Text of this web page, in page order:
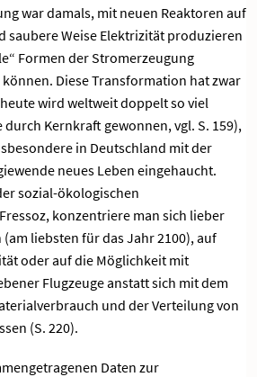
war damals, mit neuen Reaktoren auf
saubere Weise Elektrizität produzieren
Formen der Stromerzeugung
Diese Transformation hat zwar
wird weltweit doppelt so viel
durch Kernkraft gewonnen, vgl. S. 159),
in Deutschland mit der
neues Leben eingehaucht.
sozial-ökologischen
konzentriere man sich lieber
liebsten für das Jahr 2100), auf
oder auf die Möglichkeit mit
Flugzeuge anstatt sich mit dem
und der Verteilung von
(S. 220).
Daten zur